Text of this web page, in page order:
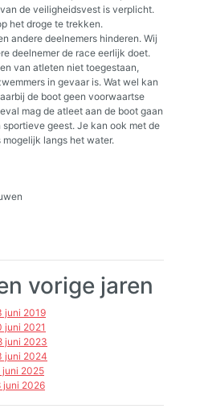
de veiligheidsvest is verplicht.
het droge te trekken.
andere deelnemers hinderen. Wij
deelnemer de race eerlijk doet.
van atleten niet toegestaan,
in gevaar is. Wat wel kan
de boot geen voorwaartse
mag de atleet aan de boot gaan
sportieve geest. Je kan ook met de
langs het water.
vorige jaren
juni 2019
juni 2021
juni 2023
juni 2024
juni 2025
juni 2026